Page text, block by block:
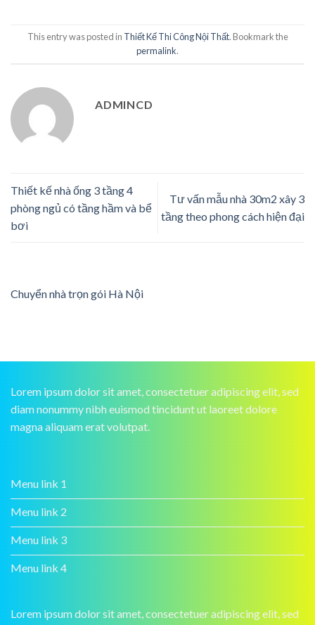
This entry was posted in Thiết Kế Thi Công Nội Thất. Bookmark the
permalink.
ADMINCD
Thiết kế nhà ống 3 tầng 4
phòng ngủ có tầng hầm và bể
bơi
Tư vấn mẫu nhà 30m2 xây 3
tầng theo phong cách hiện đại
Chuyển nhà trọn gói Hà Nội
Lorem ipsum dolor sit amet, consectetuer adipiscing elit, sed
diam nonummy nibh euismod tincidunt ut laoreet dolore
magna aliquam erat volutpat.
Menu link 1
Menu link 2
Menu link 3
Menu link 4
Lorem ipsum dolor sit amet, consectetuer adipiscing elit, sed